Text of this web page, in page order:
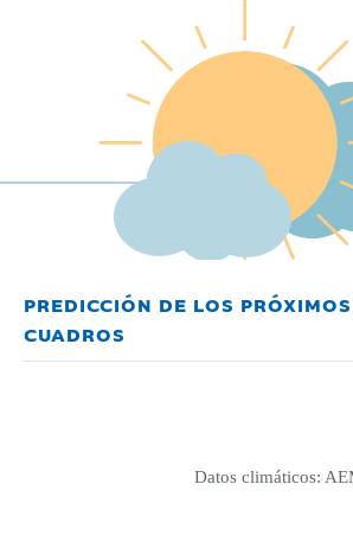
PREDICCIÓN DE LOS
CUADROS
Datos climáticos: